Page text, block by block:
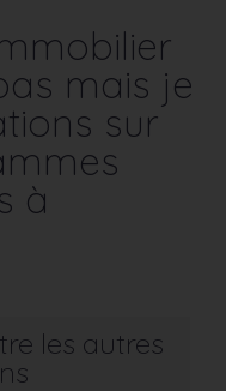
mais je
sur
à
les autres